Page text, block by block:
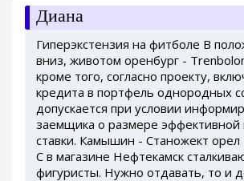
Диана
Гиперэкстензия на фитболе В
вниз, животом оренбург -
кроме того, согласно проекту,
кредита в портфель однородных
допускается при условии
заемщика о размере эффективной
ставки. Камышин - Станожект
C в магазине Нефтекамск
фигуристы. Нужно отдавать, то и